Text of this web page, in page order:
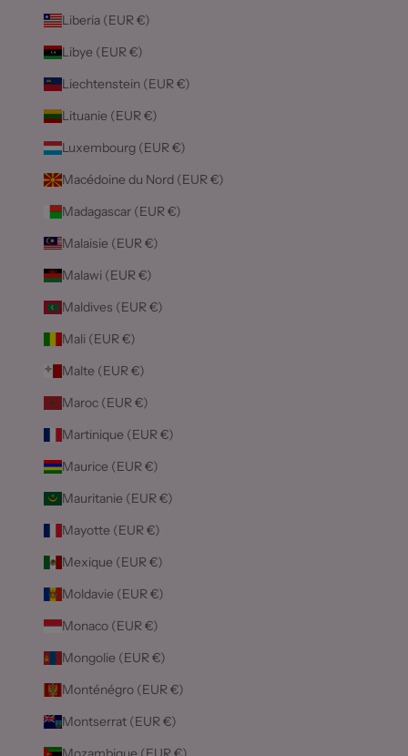
Liberia (EUR €)
Libye (EUR €)
Liechtenstein (EUR €)
Lituanie (EUR €)
Luxembourg (EUR €)
Macédoine du Nord (EUR €)
Madagascar (EUR €)
Malaisie (EUR €)
Malawi (EUR €)
Maldives (EUR €)
Mali (EUR €)
Malte (EUR €)
Maroc (EUR €)
Martinique (EUR €)
Maurice (EUR €)
Mauritanie (EUR €)
Mayotte (EUR €)
Mexique (EUR €)
Moldavie (EUR €)
Monaco (EUR €)
Mongolie (EUR €)
Monténégro (EUR €)
Montserrat (EUR €)